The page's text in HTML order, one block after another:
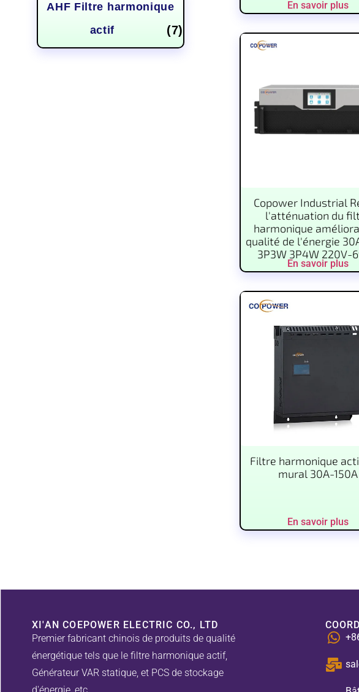
AHF Filtre harmonique
actif
(7)
En savoir plus
Copower Industrial
l'atténuation du
harmonique
qualité de l'énergie
3P3W 3P4W 220V-
En savoir plus
Filtre harmonique
mural 30A-150A
En savoir plus
XI'AN COEPOWER ELECTRIC CO., LTD
Premier fabricant chinois de produits de qualité
énergétique tels que le filtre harmonique actif,
Générateur VAR statique, et PCS de stockage